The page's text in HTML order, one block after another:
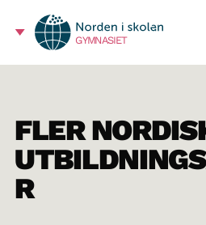
GYMNASIET
FLER
R